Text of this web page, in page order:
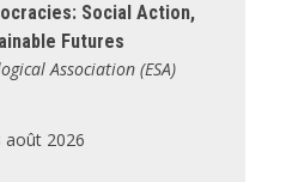
Social Action,
Futures
Association (ESA)
août 2026